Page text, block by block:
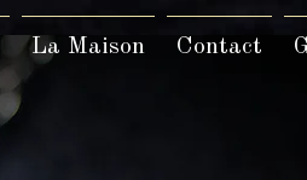
La Maison Contact